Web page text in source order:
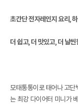
초간단 전자레인지 요리,
더 쉽고, 더 맛있고, 더 날
모태통통이로 태어나 고
는 최강 다이어터 미니가